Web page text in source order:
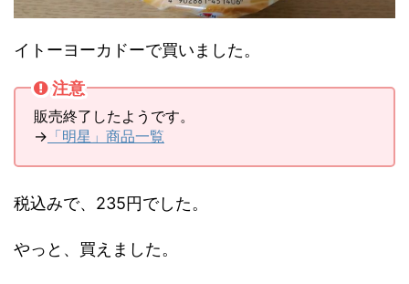
イトーヨーカドーで買いました。
注意
販売終了したようです。
→ 「明星」商品一覧
税込みで、235円でした。
やっと、買えました。